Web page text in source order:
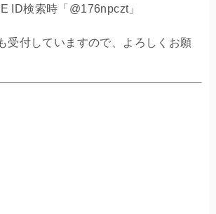
ID検索時「@176npczt」
受付していますので、よろしくお願